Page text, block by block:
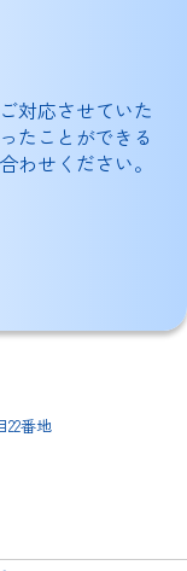
対応させていた
たことができる
わせください。
番地